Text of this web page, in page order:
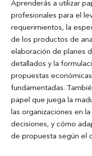
Aprenderás a utilizar
profesionales para el
requerimientos, la
de los productos de
elaboración de planes
detallados y la
propuestas
fundamentadas.
papel que juega la
las organizaciones en
decisiones, y cómo
de propuesta según el